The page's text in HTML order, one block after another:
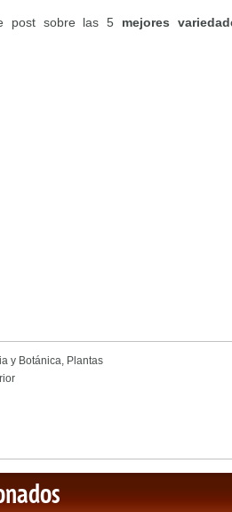
post sobre las 5 mejores
y Botánica, Plantas